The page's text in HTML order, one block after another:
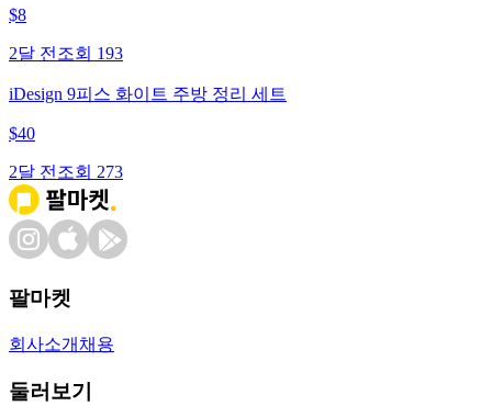
$8
2달 전 조회 193
iDesign 9피스 화이트 주방 정리 세트
$40
2달 전 조회 273
팔마켓
회사소개 채용
둘러보기